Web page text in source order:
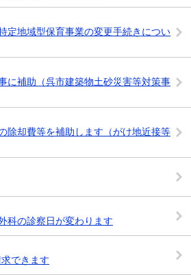
定地域型保育事業の変更手続きについ
に補助（呉市建築物土砂災害等対策事
除却費等を補助します（がけ地近接等
の診察日が変わります
できます